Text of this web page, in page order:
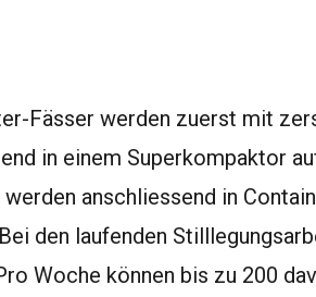
Fässer werden zuerst mit
in einem Superkompaktor
anschliessend in
den laufenden
Woche können bis zu 200